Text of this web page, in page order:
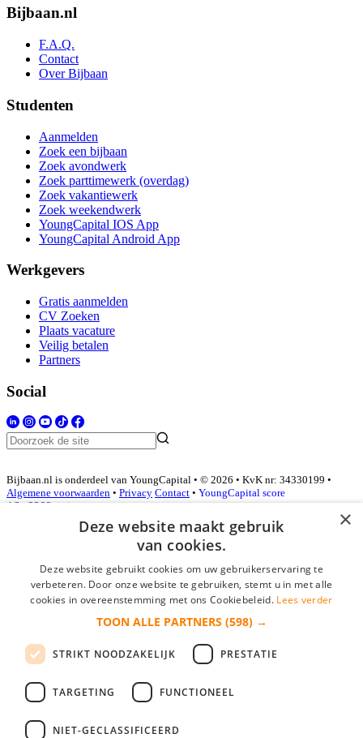
Bijbaan.nl
F.A.Q.
Contact
Over Bijbaan
Studenten
Aanmelden
Zoek een bijbaan
Zoek avondwerk
Zoek parttimewerk (overdag)
Zoek vakantiewerk
Zoek weekendwerk
YoungCapital IOS App
YoungCapital Android App
Werkgevers
Gratis aanmelden
CV Zoeken
Plaats vacature
Veilig betalen
Partners
Social
Bijbaan.nl is onderdeel van YoungCapital • © 2026 • KvK nr: 34330199 •
Algemene voorwaarden • Privacy Contact • YoungCapital score
4.3 - 3366 reviews
Inloggen als bedrijf
*
login gegevens onthouden
login
Bedrijf aanmelden
×
Deze website maakt gebruik
van cookies.
Deze website gebruikt cookies om uw gebruikerservaring te
verbeteren. Door onze website te gebruiken, stemt u in met alle
cookies in overeenstemming met ons Cookiebeleid. Lees verder
TOON ALLE PARTNERS (598) →
STRIKT NOODZAKELIJK PRESTATIE
TARGETING FUNCTIONEEL
NIET-GECLASSIFICEERD